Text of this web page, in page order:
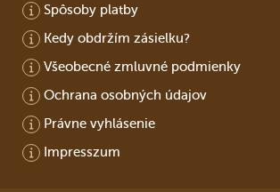
Spôsoby platby
Kedy obdržím zásielku?
Všeobecné zmluvné podmienky
Ochrana osobných údajov
Právne vyhlásenie
Impresszum